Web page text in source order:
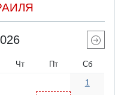
Чт Пт Сб
1